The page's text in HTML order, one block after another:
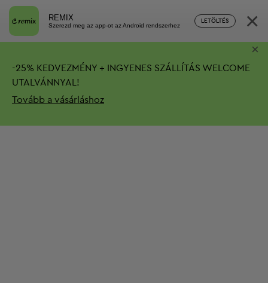
REMIX
Szerezd meg az app-ot az Android rendszerhez
LETÖLTÉS ×
-25% KEDVEZMÉNY + INGYENES SZÁLLÍTÁS WELCOME
UTALVÁNNYAL!
Tovább a vásárláshoz
×